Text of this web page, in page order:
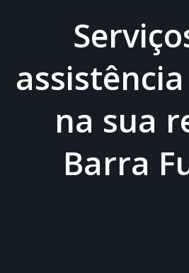
na sua
Barra